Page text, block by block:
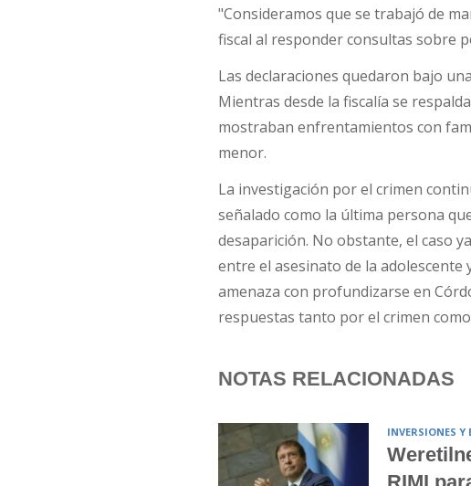
"Consideramos que se trabajó de
fiscal al responder consultas sobre
Las declaraciones quedaron bajo
Mientras desde la fiscalía se
mostraban enfrentamientos con
menor.
La investigación por el crimen
señalado como la última persona
desaparición. No obstante, el caso
entre el asesinato de la
amenaza con profundizarse en
respuestas tanto por el crimen
NOTAS RELACIONADAS
INVERSIONES